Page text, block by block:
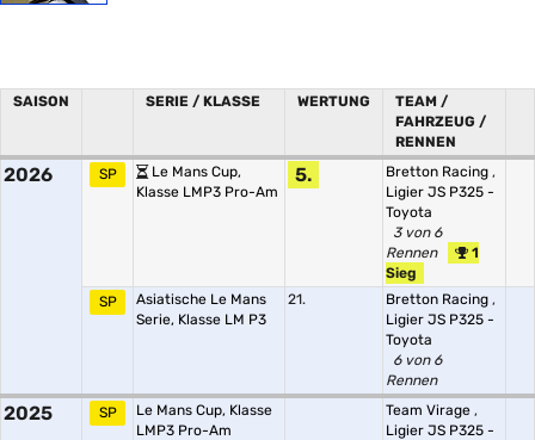
SAISON SERIE / KLASSE WERTUNG
TEAM /
FAHRZEUG /
RENNEN
2026 SP
Le Mans Cup,
Klasse LMP3 Pro-Am
5. Bretton Racing ,
Ligier JS P325 -
Toyota
3 von 6
Rennen
1
Sieg
SP
Asiatische Le Mans
Serie, Klasse LM P3
21. Bretton Racing ,
Ligier JS P325 -
Toyota
6 von 6
Rennen
2025 SP
Le Mans Cup, Klasse
LMP3 Pro-Am
Team Virage ,
Ligier JS P325 -